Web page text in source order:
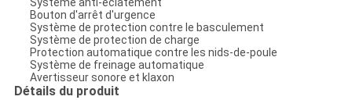
Système anti-éclatement
Bouton d'arrêt d'urgence
Système de protection contre le basculement
Système de protection de charge
Protection automatique contre les nids-de-poule
Système de freinage automatique
Avertisseur sonore et klaxon
Détails du produit